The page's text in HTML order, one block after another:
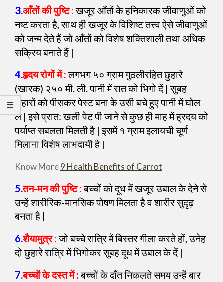
3.आँतों की पुष्टि :खजूर आँतों के हनिकारक जीवाणुओं को
नष्ट करता है, साथ ही खजूर के विशिष्ट तत्त्व ऐसे जीवाणुओं
को जन्म देते हैं जो आँतों को विशेष शक्तिशाली तथा अधिक
सक्रिय बनाते हैं |
4.हृदय रोगों में :लगभग ५० ग्राम गुठलीरहित छुहारे
(खारक) २५० मी. ली. पानी में रात को भिगो दें | सुबह
छुहारों को पीसकर पेस्ट बना के उसी बचे हुए पानी में घोल
लें | इसे प्रात: खली पेट पी जाने से कुछ ही माह में ह्रदय को
पर्याप्त सबलता मिलती है | इसमें १ ग्राम इलायची चूर्ण
मिलाना विशेष लाभदायी है |
Know More9 Health Benefits of Carrot
5.तन-मन की पुष्टि :बच्चों को दूध में खजूर उबाल के देने से
उन्हें शारीरिक-मानसिक पोषण मिलता है व शारीर सुदृढ़
बनता है |
6.शैयामुत्र :जो बच्चे रात्रि में बिस्तर गीला करते हों, उनेह
दो छुहारे रात्रि में भिगोकर सुबह दूध में उबाल के दें |
7.बच्चों के दस्त में :बच्चों के दाँत निकलते समय उन्हें बार